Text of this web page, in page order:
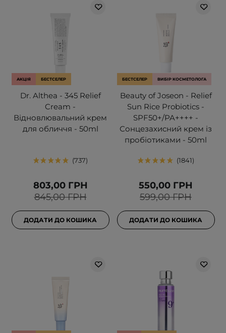
АКЦІЯ БЕСТСЕЛЕР
Dr. Althea - 345 Relief
Cream -
Відновлювальний крем
для обличчя - 50ml
737
845,00 ГРН
803,00 ГРН
ДОДАТИ ДО КОШИКА
БЕСТСЕЛЕР ВИБІР КОСМЕТОЛОГА
Beauty of Joseon - Relief
Sun Rice Probiotics -
SPF50+/PA++++ -
Сонцезахисний крем із
пробіотиками - 50ml
1841
599,00 ГРН
550,00 ГРН
ДОДАТИ ДО КОШИКА